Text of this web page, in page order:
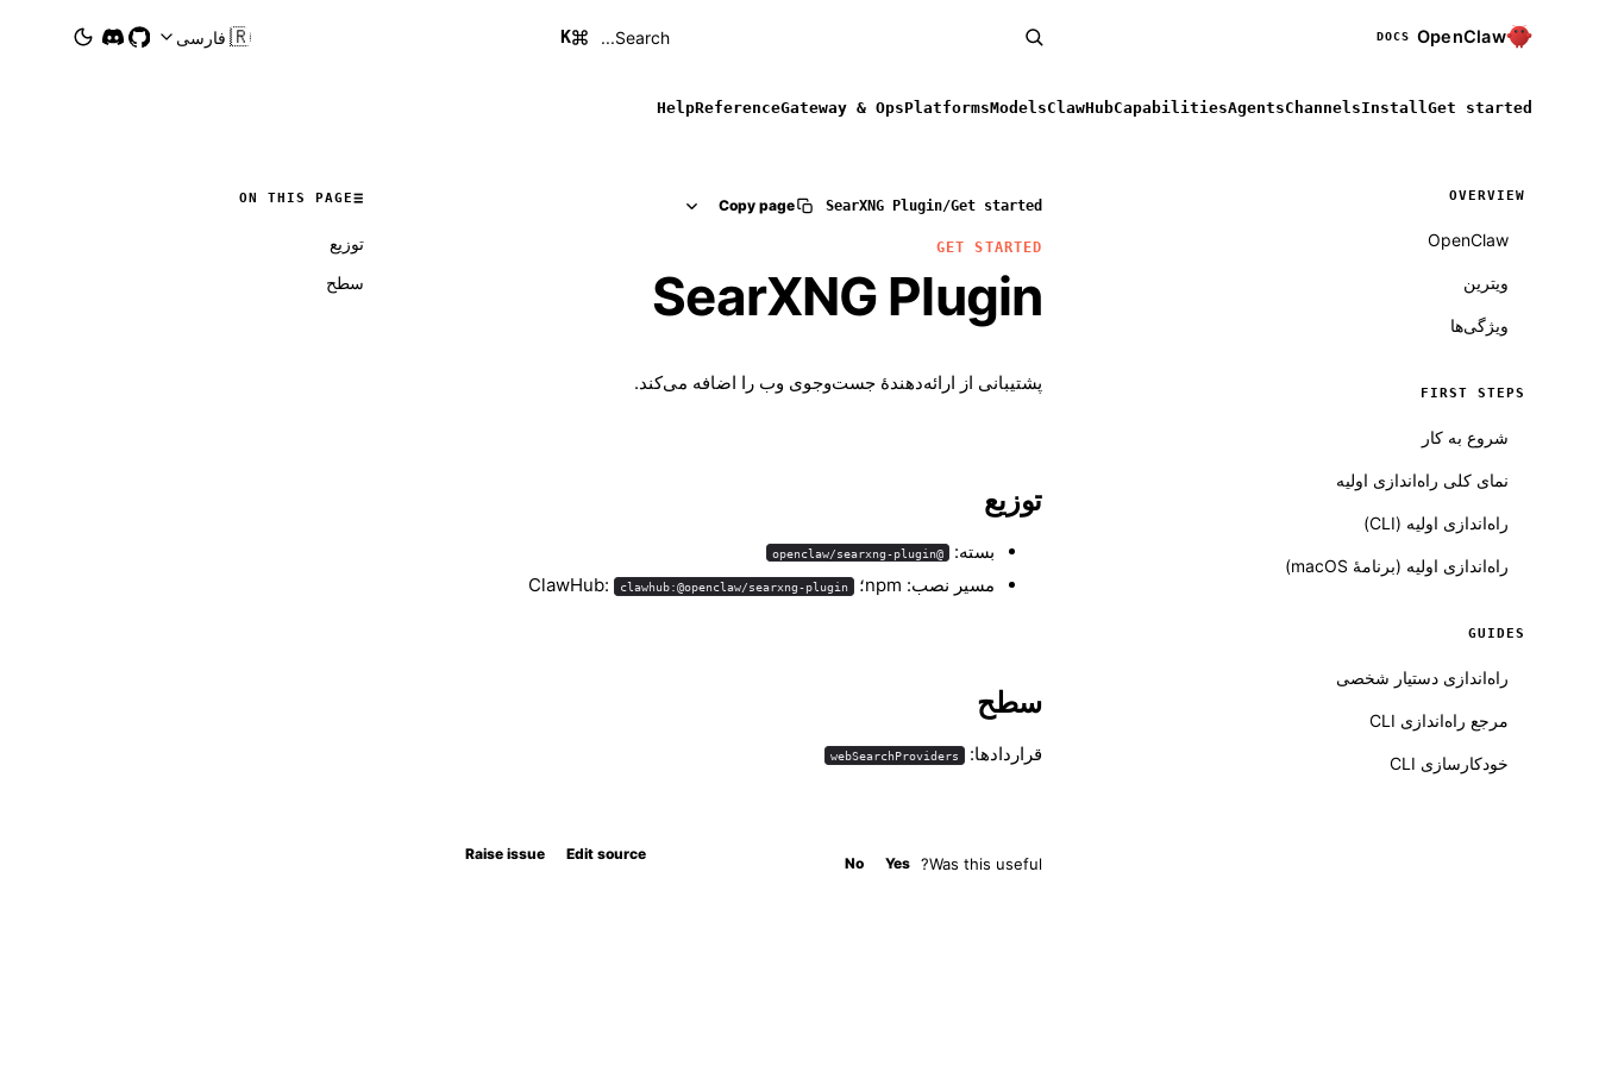
OpenClaw
DOCS
Search...
K
🇮🇷فارسی
Get started
Install
Channels
Agents
Capabilities
ClawHub
Models
Platforms
Gateway & Ops
Reference
Help
OVERVIEW
OpenClaw
ویترین
ویژگی‌ها
FIRST STEPS
شروع به کار
نمای کلی راه‌اندازی اولیه
راه‌اندازی اولیه (CLI)
راه‌اندازی اولیه (برنامهٔ macOS)
GUIDES
راه‌اندازی دستیار شخصی
مرجع راه‌اندازی CLI
خودکارسازی CLI
Get started
/
Plugin ‏SearXNG
Copy page
GET STARTED
Plugin ‏SearXNG
پشتیبانی از ارائه‌دهندهٔ جست‌وجوی وب را اضافه می‌کند.
توزیع
بسته: @openclaw/searxng-plugin
مسیر نصب: npm؛ ClawHub: clawhub:@openclaw/searxng-plugin
سطح
قراردادها: webSearchProviders
Was this useful?
Yes
No
Edit source
Raise issue
ON THIS PAGE
توزیع
سطح
Molty